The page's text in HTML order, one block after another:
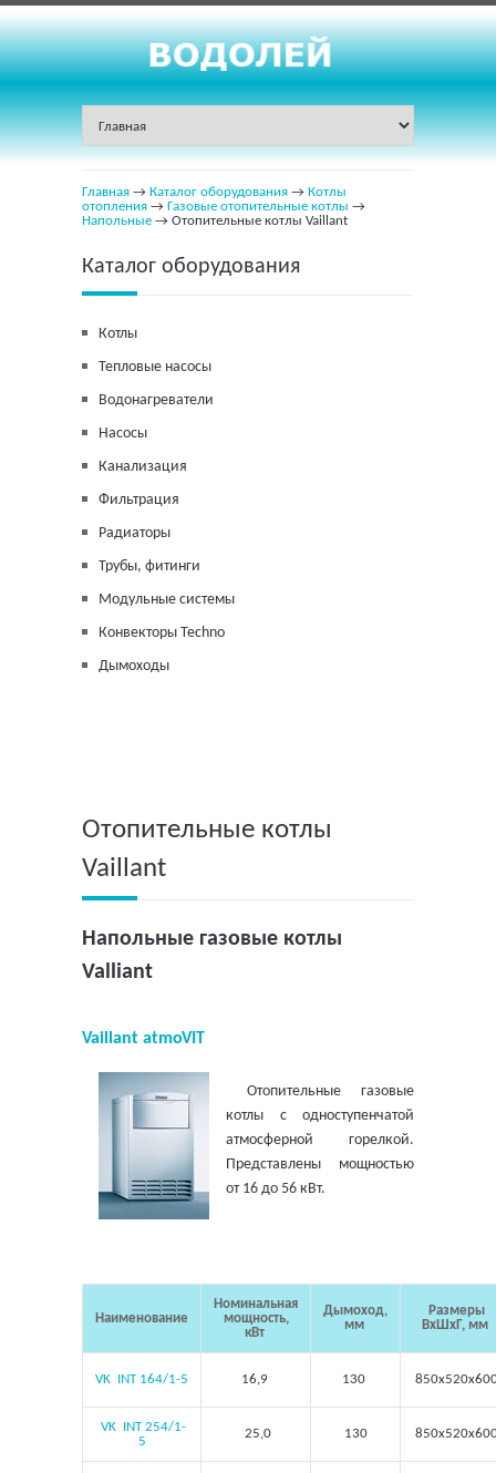
Главная → Каталог оборудования → Котлы
отопления → Газовые отопительные котлы →
Напольные → Отопительные котлы Vaillant
Каталог оборудования
Котлы
Тепловые насосы
Водонагреватели
Насосы
Канализация
Фильтрация
Радиаторы
Трубы, фитинги
Модульные системы
Конвекторы Techno
Дымоходы
Отопительные котлы
Vaillant
Напольные газовые котлы
Valliant
Vaillant atmoVIT
Отопительные газовые
котлы с одноступенчатой
атмосферной горелкой.
Представлены мощностью
от 16 до 56 кВт.
Наименование
Номинальная
мощность,
кВт
Дымоход,
мм
Размеры
ВхШхГ, мм
VK INT 164/1-5 16,9 130
VK INT 254/1-
5
25,0 130